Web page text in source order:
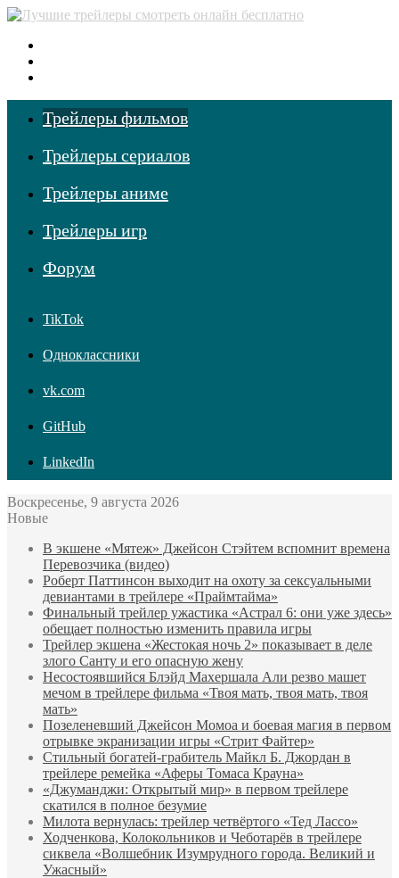
Трейлеры фильмов
Трейлеры сериалов
Трейлеры аниме
Трейлеры игр
Форум
TikTok
Одноклассники
vk.com
GitHub
LinkedIn
Воскресенье, 9 августа 2026
Новые
В экшене «Мятеж» Джейсон Стэйтем вспомнит времена
Перевозчика (видео)
Роберт Паттинсон выходит на охоту за сексуальными
девиантами в трейлере «Праймтайма»
Финальный трейлер ужастика «Астрал 6: они уже здесь»
обещает полностью изменить правила игры
Трейлер экшена «Жестокая ночь 2» показывает в деле
злого Санту и его опасную жену
Несостоявшийся Блэйд Махершала Али резво машет
мечом в трейлере фильма «Твоя мать, твоя мать, твоя
мать»
Позеленевший Джейсон Момоа и боевая магия в первом
отрывке экранизации игры «Стрит Файтер»
Стильный богатей-грабитель Майкл Б. Джордан в
трейлере ремейка «Аферы Томаса Крауна»
«Джуманджи: Открытый мир» в первом трейлере
скатился в полное безумие
Милота вернулась: трейлер четвёртого «Тед Лассо»
Ходченкова, Колокольников и Чеботарёв в трейлере
сиквела «Волшебник Изумрудного города. Великий и
Ужасный»